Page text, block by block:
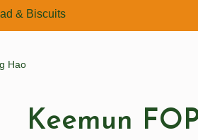
& Biscuits
Hao
Keemun